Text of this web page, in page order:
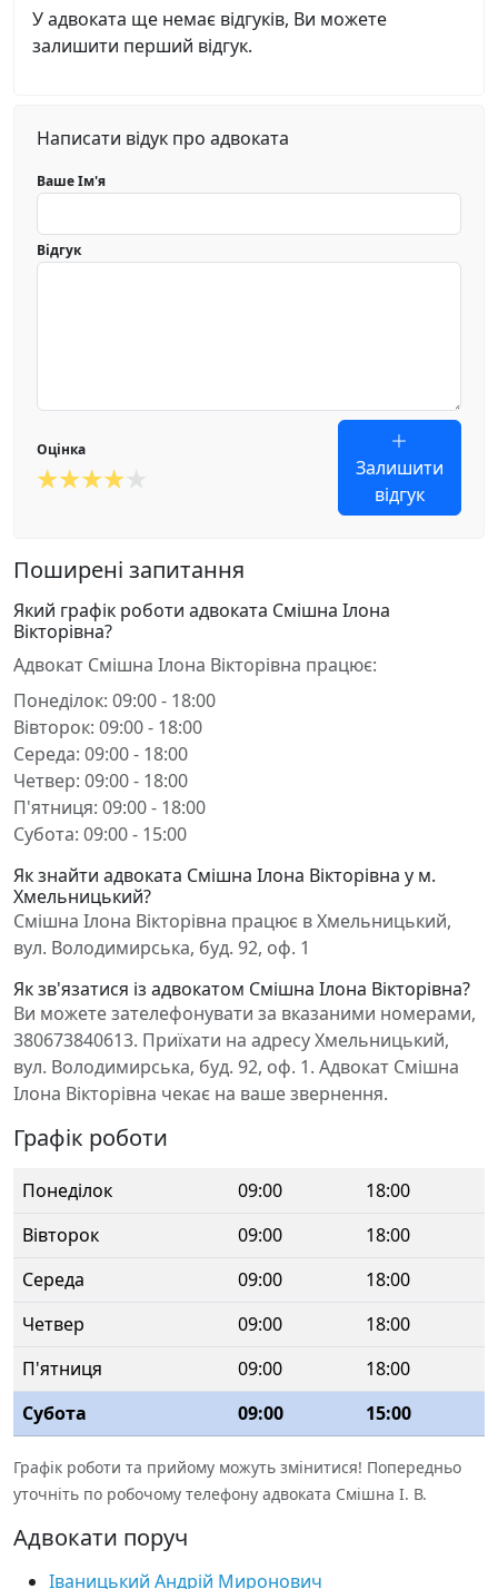
У адвоката ще немає відгуків, Ви можете
залишити перший відгук.
Написати відук про адвоката
Ваше Ім'я
Відгук
Оцінка
Залишити
відгук
Поширені запитання
Який графік роботи адвоката Смішна Ілона
Вікторівна?
Адвокат Смішна Ілона Вікторівна працює:
Понеділок: 09:00 - 18:00
Вівторок: 09:00 - 18:00
Середа: 09:00 - 18:00
Четвер: 09:00 - 18:00
П'ятниця: 09:00 - 18:00
Субота: 09:00 - 15:00
Як знайти адвоката Смішна Ілона Вікторівна у м.
Хмельницький?
Смішна Ілона Вікторівна працює в Хмельницький,
вул. Володимирська, буд. 92, оф. 1
Як зв'язатися із адвокатом Смішна Ілона Вікторівна?
Ви можете зателефонувати за вказаними номерами,
380673840613. Приїхати на адресу Хмельницький,
вул. Володимирська, буд. 92, оф. 1. Адвокат Смішна
Ілона Вікторівна чекає на ваше звернення.
Графік роботи
Понеділок 09:00
18:00
Вівторок
09:00
18:00
Середа
09:00
18:00
Четвер
09:00
18:00
П'ятниця
09:00
18:00
Субота
09:00 15:00
Графік роботи та прийому можуть змінитися! Попередньо
уточніть по робочому телефону адвоката Смішна І. В.
Адвокати поруч
Іваницький Андрій Миронович